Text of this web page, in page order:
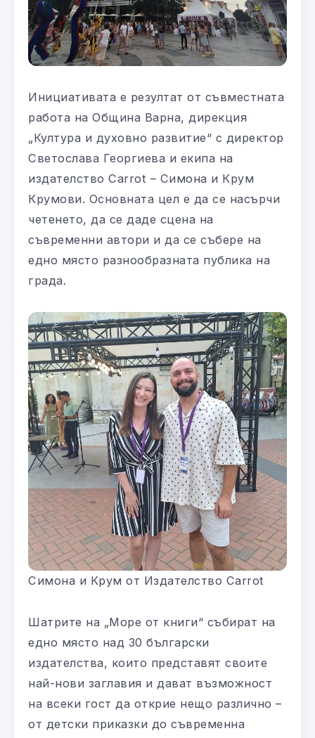
Инициативата е резултат от съвместната
работа на Община Варна, дирекция
„Култура и духовно развитие“ с директор
Светослава Георгиева и екипа на
издателство Carrot – Симона и Крум
Крумови. Основната цел е да се насърчи
четенето, да се даде сцена на
съвременни автори и да се събере на
едно място разнообразната публика на
града.
Симона и Крум от Издателство Carrot
Шатрите на „Море от книги“ събират на
едно място над 30 български
издателства, които представят своите
най-нови заглавия и дават възможност
на всеки гост да открие нещо различно –
от детски приказки до съвременна